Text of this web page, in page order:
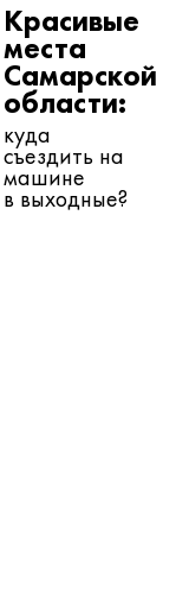
Красивые
места
Самарской
области:
куда
съездить на
машине
в выходные?